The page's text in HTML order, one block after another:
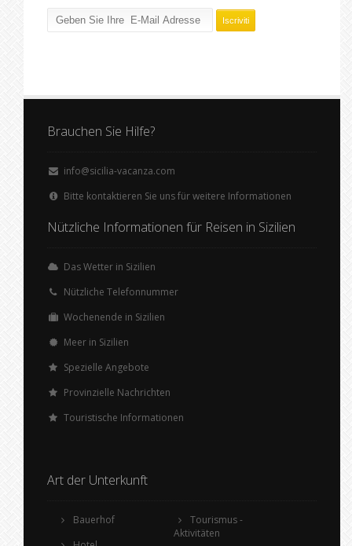
Brauchen Sie Hilfe?
info@sicilia-vacanza.com
Bitte kontaktieren Sie uns für weitere Informationen
Nützliche Informationen für Reisen in Sizilien
Das Wetter in Sizilien
Nützliche Telefonnummer
Wochenende in Sizilien
Meer in Sizilien
Spezielle Angebote
Provinzielle Nachrichten
Touristische Informationen
Art der Unterkunft
Bauerhof
Tourismus -
Aktivitäten